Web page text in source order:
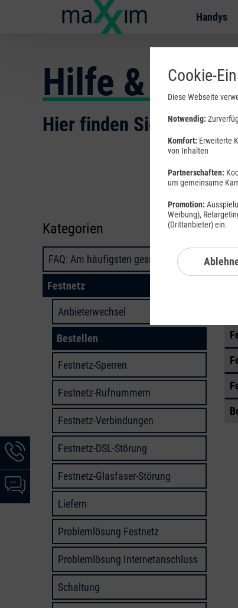
Handys
Hilfe &
Hier finden Sie
Kategorien
FAQ: Am häufigsten gesucht
Festnetz
Anbieterwechsel
Bestellen
Festnetz-Sperren
Festnetz-Rufnummern
Festnetz-Verbindungen
Festnetz-DSL-Störung
Festnetz-Glasfaser-Störung
Liefern
Problemlösung Festnetz
Problemlösung Internetanschluss
Schaltung
Hotline-
Informationen
werden
angezeigt
Chat-
Informationen
Cookie-
Diese Webseite
Notwendig:
Komfort: Erweiterte
von Inhalten
Partnerschaften:
um gemeinsame
Promotion:
Werbung),
(Drittanbieter) ein.